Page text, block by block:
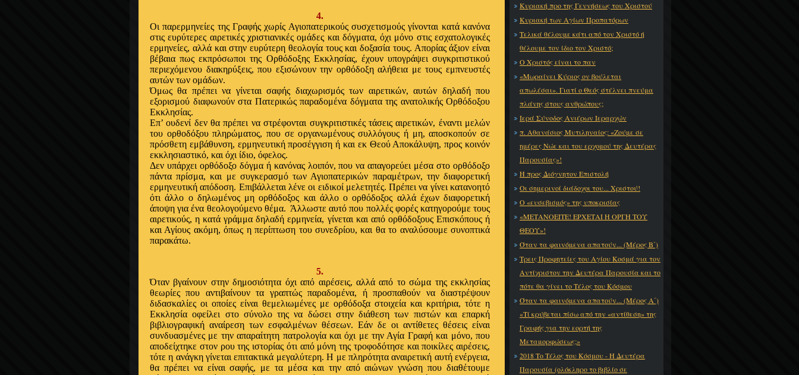
Κυριακή προ της Γεννήσεως του Χριστού
Κυριακή των Αγίων Προπατόρων
Τελικά θέλουμε κάτι από τον Χριστό ή
θέλουμε τον ίδιο τον Χριστό;
Ο Χριστός είναι το παν
«Μωραίνει Κύριος ον βούλεται
απωλέσαι». Γιατί ο Θεός στέλνει πνεύμα
πλάνης στους ανθρώπους;
Ιερά Σύνοδος Ανιέρων Ιεραρχών
π. Αθανάσιος Μυτιληναίος: «Ζούμε σε
ημέρες Νώε και του ερχομού της Δευτέρας
Παρουσίας»!
Η προς Διόγνητον Επιστολή
Οι σημερινοί διάδοχοι του... Χριστού!
Ο «ευσεβισμός» της υποκρισίας
«ΜΕΤΑΝΟΕΙΤΕ! ΕΡΧΕΤΑΙ Η ΟΡΓΗ ΤΟΥ
ΘΕΟΥ»!
Όταν τα φαινόμενα απατούν... (Μέρος Β΄)
Τρεις Προφητείες του Αγίου Κοσμά για τον
Αντίχριστον την Δευτέρα Παρουσία και το
πότε θα γίνει το Τέλος του Κόσμου
Όταν τα φαινόμενα απατούν... (Μέρος Α΄)
«Τί κρύβεται πίσω από την «αντίθεση» της
Γραφής για την εορτή της
Μεταμορφώσεως;»
2018 Το Τέλος του Κόσμου - Η Δευτέρα
Παρουσία (ολόκληρο το βιβλίο σε
4.
Οι παρερμηνείες της Γραφής χωρίς Αγιοπατερικούς συσχετισμούς γίνονται κατά κανόνα
στις ευρύτερες αιρετικές χριστιανικές ομάδες και δόγματα, όχι μόνο στις εσχατολογικές
ερμηνείες, αλλά και στην ευρύτερη θεολογία τους και δοξασία τους. Απορίας άξιον είναι
βέβαια πως εκπρόσωποι της Ορθόδοξης Εκκλησίας, έχουν υπογράψει συγκριτιστικού
περιεχόμενου διακηρύξεις, που εξισώνουν την ορθόδοξη αλήθεια με τους εμπνευστές
αυτών των ομάδων.
Όμως θα πρέπει να γίνεται σαφής διαχωρισμός των αιρετικών, αυτών δηλαδή που
εξορισμού διαφωνούν στα Πατερικώς παραδομένα δόγματα της ανατολικής Ορθόδοξου
Εκκλησίας.
Επ’ ουδενί δεν θα πρέπει να στρέφονται συγκριτιστικές τάσεις αιρετικών, έναντι μελών
του ορθοδόξου πληρώματος, που σε οργανωμένους συλλόγους ή μη, αποσκοπούν σε
πρόσθετη εμβάθυνση, ερμηνευτική προσέγγιση ή και εκ Θεού Αποκάλυψη, προς κοινόν
εκκλησιαστικό, και όχι ίδιο, όφελος.
Δεν υπάρχει ορθόδοξο δόγμα ή κανόνας λοιπόν, που να απαγορεύει μέσα στο ορθόδοξο
πάντα πρίσμα, και με συγκερασμό των Αγιοπατερικών παραμέτρων, την διαφορετική
ερμηνευτική απόδοση. Επιβάλλεται λένε οι ειδικοί μελετητές. Πρέπει να γίνει κατανοητό
ότι άλλο ο δηλωμένος μη ορθόδοξος και άλλο ο ορθόδοξος αλλά έχων διαφορετική
άποψη για ένα θεολογούμενο θέμα. Άλλωστε αυτό που πολλές φορές κατηγορούμε τους
αιρετικούς, η κατά γράμμα δηλαδή ερμηνεία, γίνεται και από ορθόδοξους Επισκόπους ή
και Αγίους ακόμη, όπως η περίπτωση του συνεδρίου, και θα το αναλύσουμε συνοπτικά
παρακάτω.
5.
Όταν βγαίνουν στην δημοσιότητα όχι από αιρέσεις, αλλά από το σώμα της εκκλησίας
θεωρίες που αντιβαίνουν τα γραπτώς παραδομένα, ή προσπαθούν να διαστρέψουν
διδασκαλίες οι οποίες είναι θεμελιωμένες με ορθόδοξα στοιχεία και κριτήρια, τότε η
Εκκλησία οφείλει στο σύνολο της να δώσει στην διάθεση των πιστών και επαρκή
βιβλιογραφική αναίρεση των εσφαλμένων θέσεων. Εάν δε οι αντίθετες θέσεις είναι
συνδυασμένες με την απαραίτητη πατρολογία και όχι με την Αγία Γραφή και μόνο, που
αποδείχτηκε στον ρου της ιστορίας ότι από μόνη της τροφοδότησε και ποικίλες αιρέσεις,
τότε η ανάγκη γίνεται επιτακτικά μεγαλύτερη. Η με πληρότητα αναιρετική αυτή ενέργεια,
θα πρέπει να είναι σαφής, με τα μέσα και την από αιώνων γνώση που διαθέτουμε